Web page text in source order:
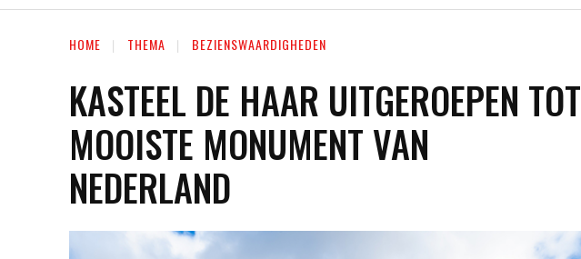
HOME THEMA BEZIENSWAARDIGHEDEN
KASTEEL DE HAAR UITGEROEPEN TOT
MOOISTE MONUMENT VAN
NEDERLAND